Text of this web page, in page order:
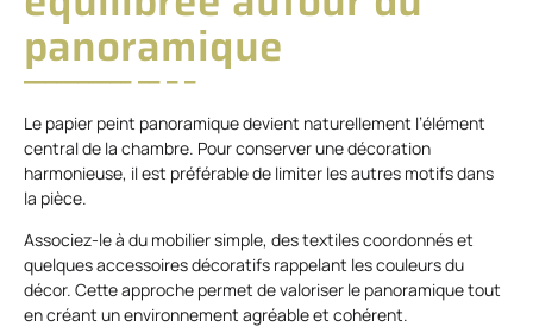
panoramique
Le papier peint panoramique devient naturellement l’élément
central de la chambre. Pour conserver une décoration
harmonieuse, il est préférable de limiter les autres motifs dans
la pièce.
Associez-le à du mobilier simple, des textiles coordonnés et
quelques accessoires décoratifs rappelant les couleurs du
décor. Cette approche permet de valoriser le panoramique tout
en créant un environnement agréable et cohérent.